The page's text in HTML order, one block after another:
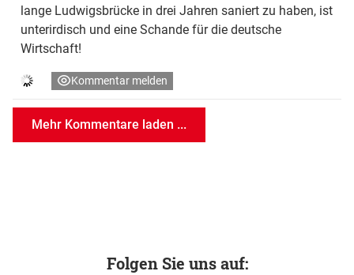
lange Ludwigsbrücke in drei Jahren saniert zu haben, ist
unterirdisch und eine Schande für die deutsche
Wirtschaft!
Kommentar melden
Mehr Kommentare laden ...
Folgen Sie uns auf: